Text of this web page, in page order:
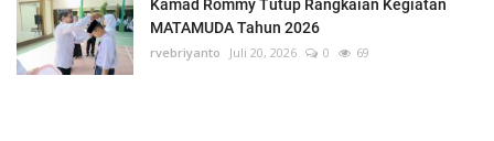
Kamad Rommy Tutup Rangkaian Kegiatan
MATAMUDA Tahun 2026
rvebriyanto Juli 20, 2026 0 69